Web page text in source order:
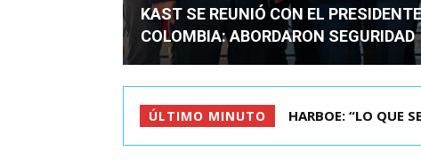
KAST SE REUNIÓ CON EL
COLOMBIA: ABORDARON SEGURIDAD
ÚLTIMO MINUTO BIMINISTRO MAS